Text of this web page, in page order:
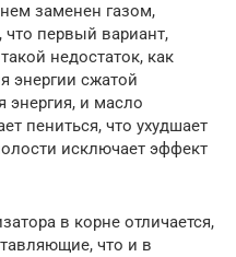
заменен газом,
первый вариант,
недостаток, как
энергии сжатой
энергия, и масло
пениться, что ухудшает
исключает эффект
в корне отличается,
что и в